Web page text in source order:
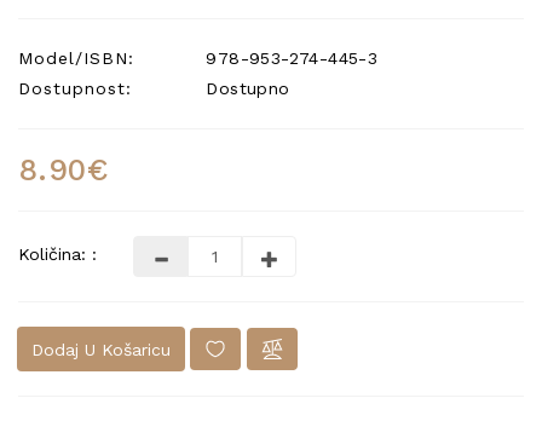
Model/ISBN:
978-953-274-445-3
Dostupnost:
Dostupno
8.90€
Količina: :
Dodaj U Košaricu